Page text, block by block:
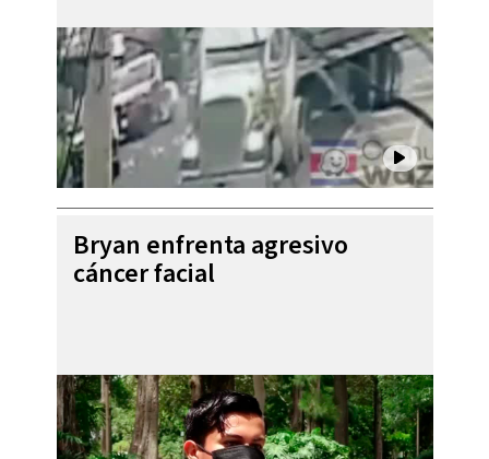
Bryan enfrenta agresivo
cáncer facial